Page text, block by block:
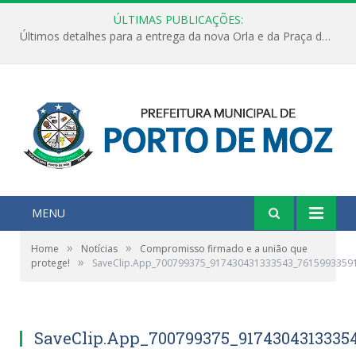
ÚLTIMAS PUBLICAÇÕES:
Últimos detalhes para a entrega da nova Orla e da Praça do Praião
MENU
Home » Notícias »
Compromisso firmado e a união que
protege!
»